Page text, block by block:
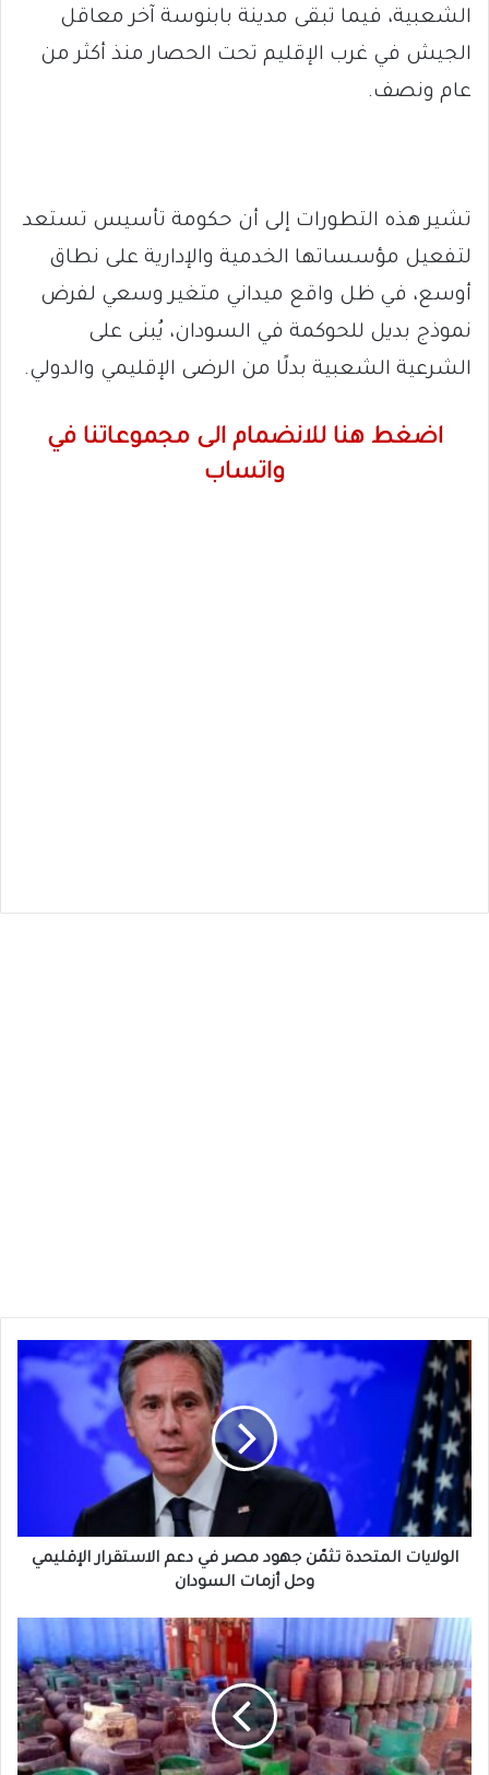
الشعبية، فيما تبقى مدينة بابنوسة آخر معاقل
الجيش في غرب الإقليم تحت الحصار منذ أكثر من
عام ونصف.
تشير هذه التطورات إلى أن حكومة تأسيس تستعد
لتفعيل مؤسساتها الخدمية والإدارية على نطاق
أوسع، في ظل واقع ميداني متغير وسعي لفرض
نموذج بديل للحوكمة في السودان، يُبنى على
الشرعية الشعبية بدلًا من الرضى الإقليمي والدولي.
اضغط هنا للانضمام الى مجموعاتنا في
واتساب
الولايات
المتحدة
تثمّن
جهود
مصر
دعم
الاستقرار
الإقليمي
وحل
الولايات المتحدة تثمّن جهود مصر في دعم الاستقرار الإقليمي
وحل أزمات السودان
سودانية
تلتحق
بركب
الغلاء...
قفزة
في